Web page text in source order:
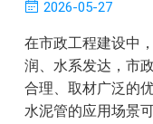
2026-05-27
在市政工程建设中
润、水系发达，市
合理、取材广泛的
水泥管的应用场景